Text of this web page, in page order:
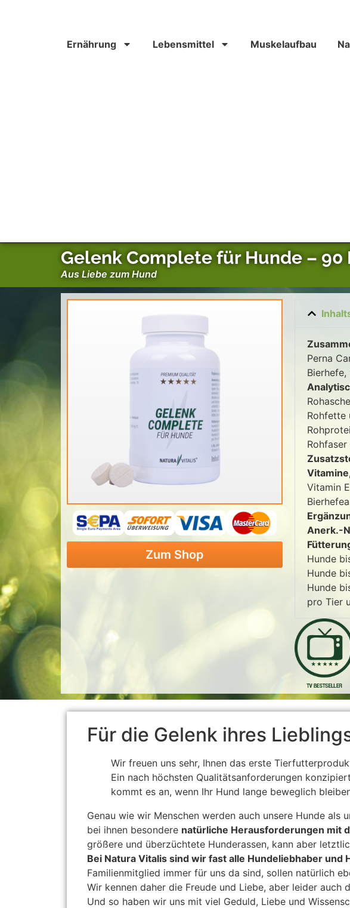
Ernährung Lebensmittel Muskelaufbau
Gelenk Complete für Hunde – 90
Aus Liebe zum Hund
Zum Shop
Perna
Bierhefe,
Rohfette
Rohfaser
Vitamin
Anerk.-
Hunde
Hunde
Hunde
pro Tier
Für die Gelenk ihres
Wir freuen uns sehr, Ihnen das erste
Ein nach höchsten Qualitätsanforderungen
kommt es an, wenn Ihr Hund lange beweglich
Genau wie wir Menschen werden auch unsere Hunde
bei ihnen besondere natürliche Herausforderungen mit
größere und überzüchtete Hunderassen, kann aber
Bei Natura Vitalis sind wir fast alle Hundeliebhaber und
Familienmitglied immer für uns da sind, sollen natürlich
Wir kennen daher die Freude und Liebe, aber leider auch
Und so haben wir uns mit viel Geduld, Liebe und